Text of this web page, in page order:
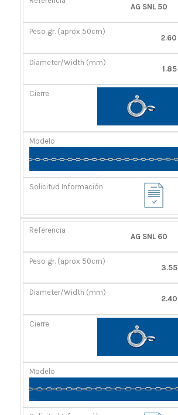
AG SNL 50
2.60
1.85
AG SNL 60
3.55
2.40